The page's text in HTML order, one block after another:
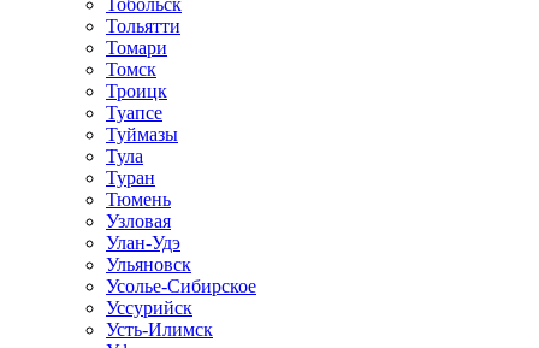
Тобольск
Тольятти
Томари
Томск
Троицк
Туапсе
Туймазы
Тула
Туран
Тюмень
Узловая
Улан-Удэ
Ульяновск
Усолье-Сибирское
Уссурийск
Усть-Илимск